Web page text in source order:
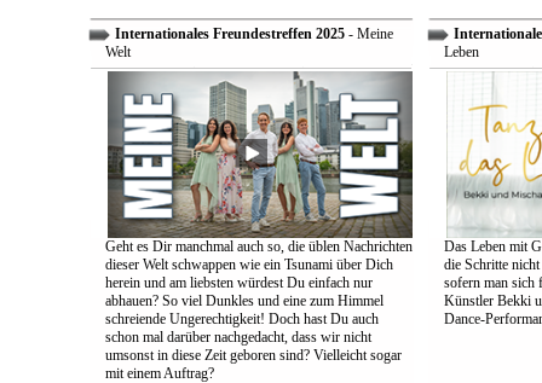
Internationales Freundestreffen 2025- Meine
Welt
Geht es Dir manchmal auch so, die üblen Nachrichten
dieser Welt schwappen wie ein Tsunami über Dich
herein und am liebsten würdest Du einfach nur
abhauen? So viel Dunkles und eine zum Himmel
schreiende Ungerechtigkeit! Doch hast Du auch
schon mal darüber nachgedacht, dass wir nicht
umsonst in diese Zeit geboren sind? Vielleicht sogar
mit einem Auftrag?
Leben
Das Leben mit
die Schritte
sofern man sich
Künstler Bekki
Dance-